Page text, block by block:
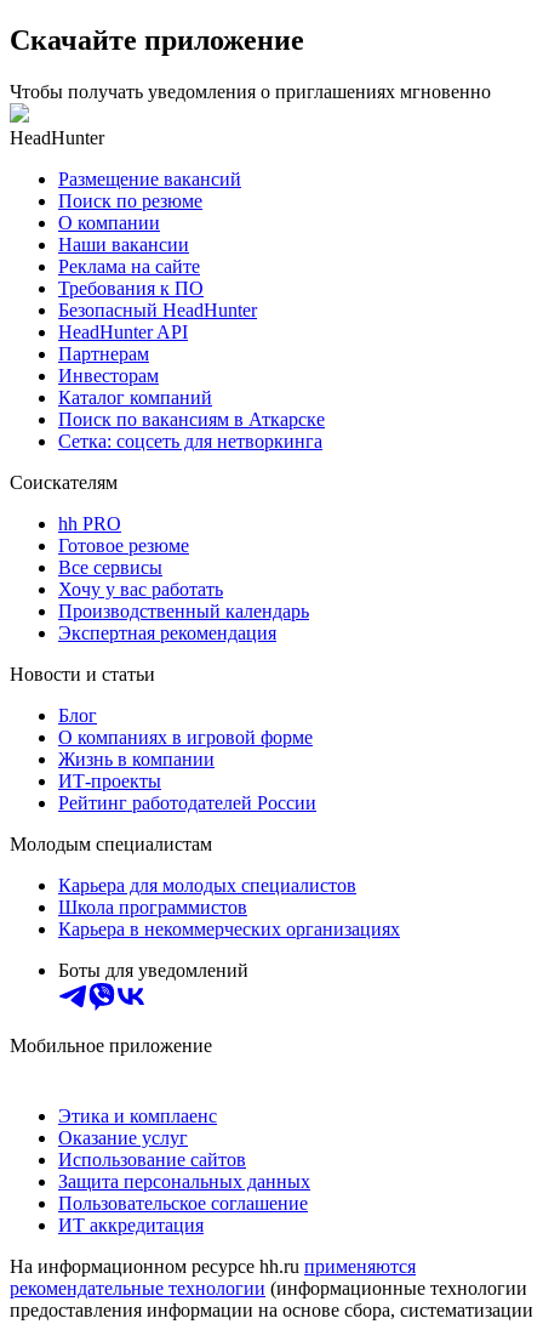
Скачайте приложение
Чтобы получать уведомления о приглашениях мгновенно
HeadHunter
Размещение вакансий
Поиск по резюме
О компании
Наши вакансии
Реклама на сайте
Требования к ПО
Безопасный HeadHunter
HeadHunter API
Партнерам
Инвесторам
Каталог компаний
Поиск по вакансиям в Аткарске
Сетка: соцсеть для нетворкинга
Соискателям
hh PRO
Готовое резюме
Все сервисы
Хочу у вас работать
Производственный календарь
Экспертная рекомендация
Новости и статьи
Блог
О компаниях в игровой форме
Жизнь в компании
ИТ-проекты
Рейтинг работодателей России
Молодым специалистам
Карьера для молодых специалистов
Школа программистов
Карьера в некоммерческих организациях
Боты для уведомлений
Мобильное приложение
Этика и комплаенс
Оказание услуг
Использование сайтов
Защита персональных данных
Пользовательское соглашение
ИТ аккредитация
На информационном ресурсе hh.ru применяются
рекомендательные технологии (информационные технологии
предоставления информации на основе сбора, систематизации